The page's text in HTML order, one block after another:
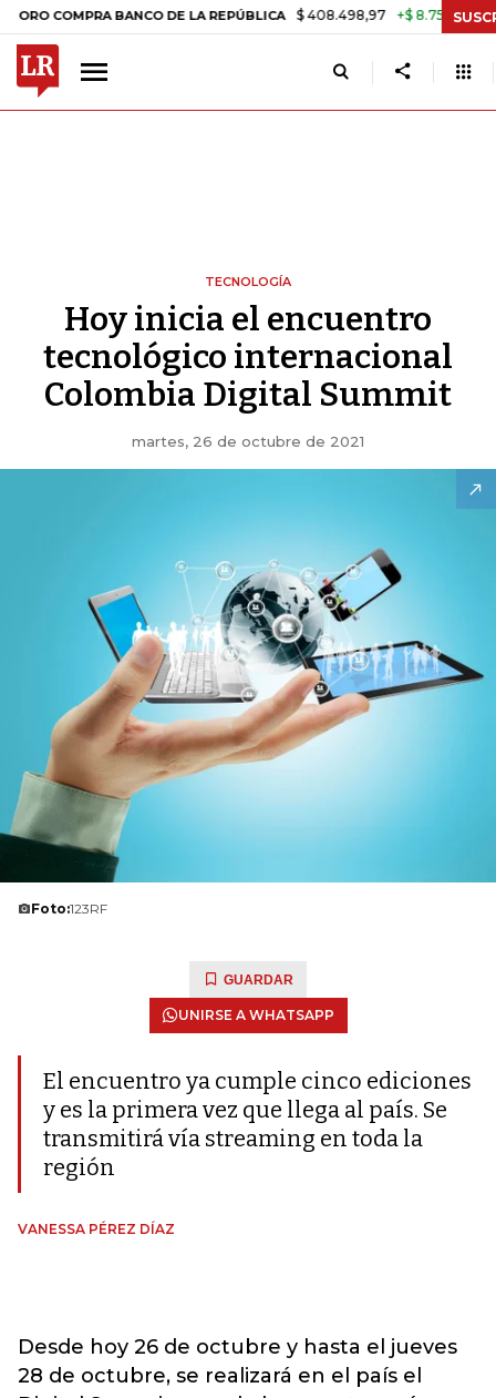
BANCO DE LA REPÚBLICA $ 408.498,97 +$ 8.753,81 +2,19%
TECNOLOGÍA
Hoy inicia el encuentro
tecnológico internacional
Colombia Digital Summit
martes, 26 de octubre de 2021
Foto:123RF
GUARDAR
UNIRSE A WHATSAPP
El encuentro ya cumple cinco ediciones
y es la primera vez que llega al país. Se
transmitirá vía streaming en toda la
región
VANESSA PÉREZ DÍAZ
Desde hoy 26 de octubre y hasta el jueves
28 de octubre, se realizará en el país el